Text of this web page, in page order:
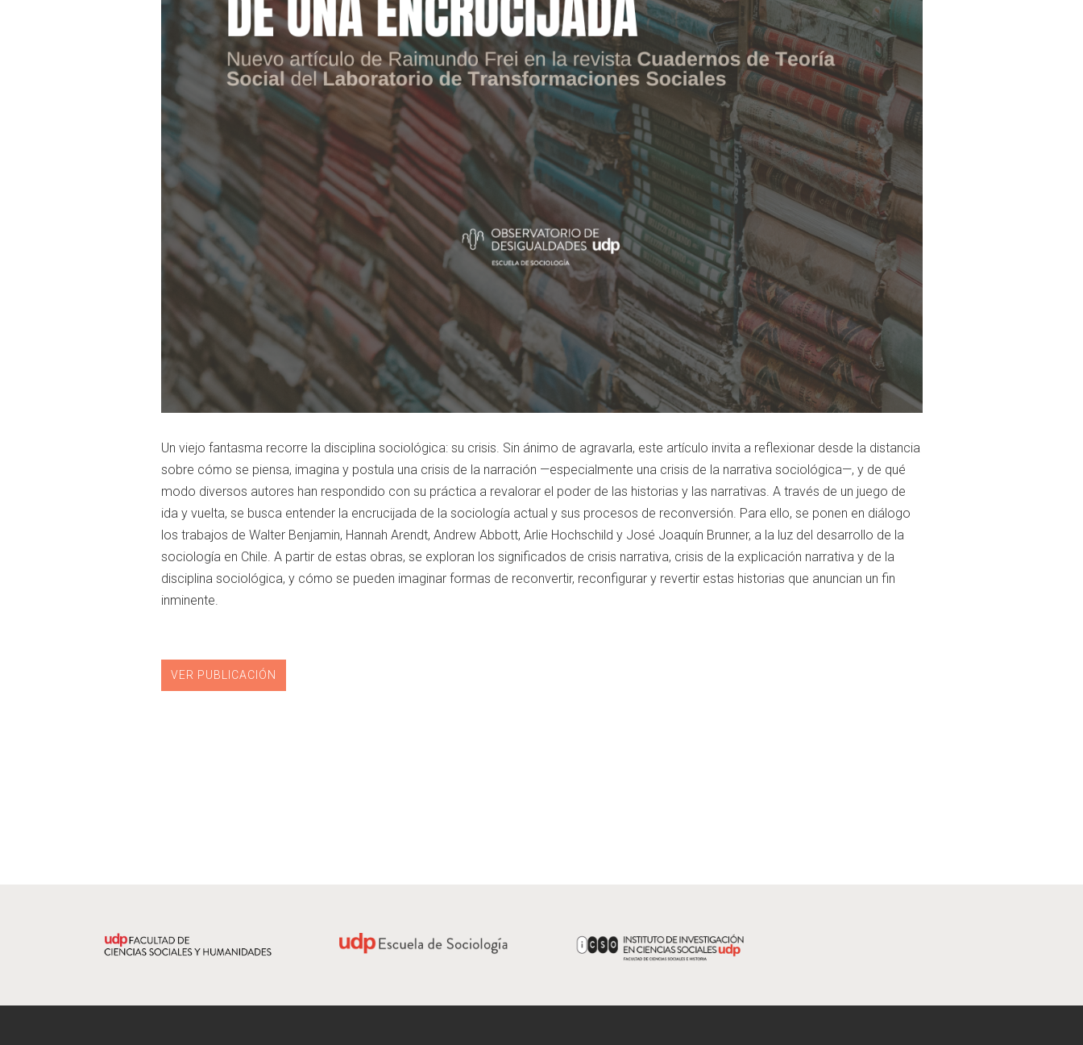
Un viejo fantasma recorre la disciplina sociológica: su crisis. Sin ánimo de agravarla, este artículo invita a reflexionar desde la distancia
sobre cómo se piensa, imagina y postula una crisis de la narración —especialmente una crisis de la narrativa sociológica—, y de qué
modo diversos autores han respondido con su práctica a revalorar el poder de las historias y las narrativas. A través de un juego de
ida y vuelta, se busca entender la encrucijada de la sociología actual y sus procesos de reconversión. Para ello, se ponen en diálogo
los trabajos de Walter Benjamin, Hannah Arendt, Andrew Abbott, Arlie Hochschild y José Joaquín Brunner, a la luz del desarrollo de la
sociología en Chile. A partir de estas obras, se exploran los significados de crisis narrativa, crisis de la explicación narrativa y de la
disciplina sociológica, y cómo se pueden imaginar formas de reconvertir, reconfigurar y revertir estas historias que anuncian un fin
inminente.
VER PUBLICACIÓN